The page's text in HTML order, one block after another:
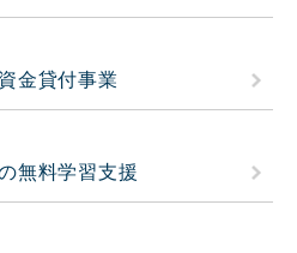
金貸付事業
無料学習支援